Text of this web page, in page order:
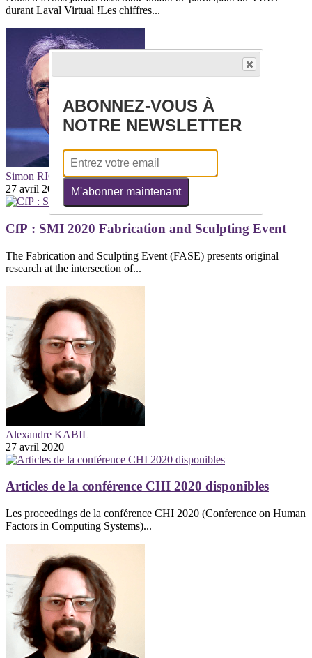
durant Laval Virtual !Les chiffres...
Simon RICHIR
27 avril 2020
CfP : SMI 2020 Fabrication and Sculpting Event
The Fabrication and Sculpting Event (FASE) presents original
research at the intersection of...
Alexandre KABIL
27 avril 2020
Articles de la conférence CHI 2020 disponibles
Les proceedings de la conférence CHI 2020 (Conference on Human
Factors in Computing Systems)...
ABONNEZ-VOUS À
NOTRE NEWSLETTER
M'abonner maintenant